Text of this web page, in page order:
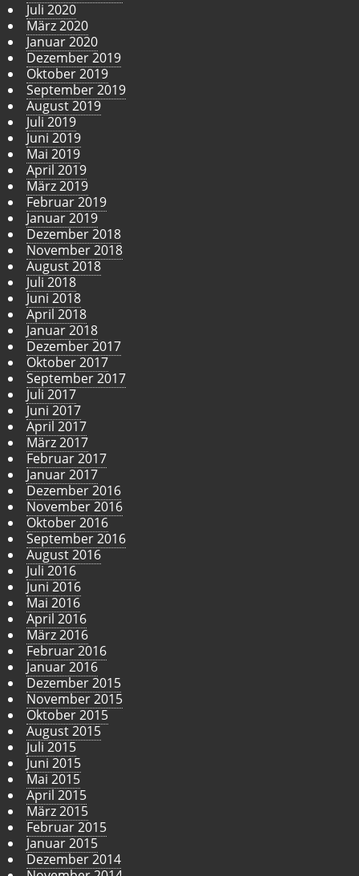
Juli 2020
März 2020
Januar 2020
Dezember 2019
Oktober 2019
September 2019
August 2019
Juli 2019
Juni 2019
Mai 2019
April 2019
März 2019
Februar 2019
Januar 2019
Dezember 2018
November 2018
August 2018
Juli 2018
Juni 2018
April 2018
Januar 2018
Dezember 2017
Oktober 2017
September 2017
Juli 2017
Juni 2017
April 2017
März 2017
Februar 2017
Januar 2017
Dezember 2016
November 2016
Oktober 2016
September 2016
August 2016
Juli 2016
Juni 2016
Mai 2016
April 2016
März 2016
Februar 2016
Januar 2016
Dezember 2015
November 2015
Oktober 2015
August 2015
Juli 2015
Juni 2015
Mai 2015
April 2015
März 2015
Februar 2015
Januar 2015
Dezember 2014